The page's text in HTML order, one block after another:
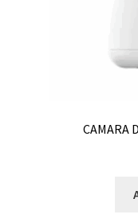
CAMARA